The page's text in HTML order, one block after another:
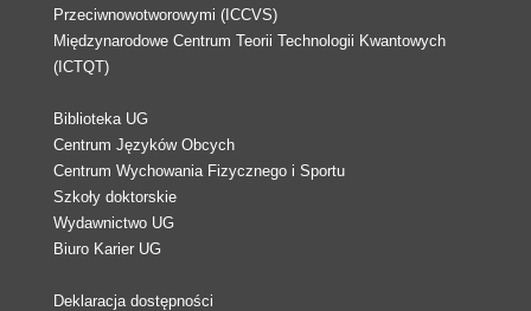
Przeciwnowotworowymi (ICCVS)
Międzynarodowe Centrum Teorii Technologii Kwantowych
(ICTQT)
Biblioteka UG
Centrum Języków Obcych
Centrum Wychowania Fizycznego i Sportu
Szkoły doktorskie
Wydawnictwo UG
Biuro Karier UG
Deklaracja dostępności